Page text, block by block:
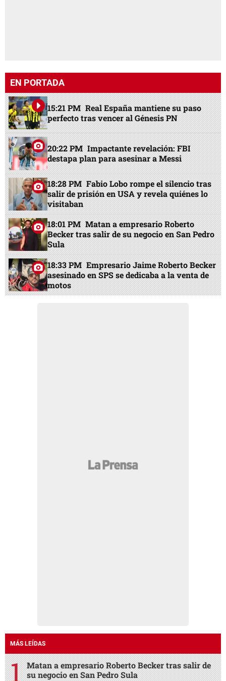
EN PORTADA
15:21 PM Real España mantiene su paso
perfecto tras vencer al Génesis PN
20:22 PM Impactante revelación: FBI
destapa plan para asesinar a Messi
18:28 PM Fabio Lobo rompe el silencio tras
salir de prisión en USA y revela quiénes lo
visitaban
18:01 PM Matan a empresario Roberto
Becker tras salir de su negocio en San Pedro
Sula
18:33 PM Empresario Jaime Roberto Becker
asesinado en SPS se dedicaba a la venta de
motos
MÁS LEÍDAS
Matan a empresario Roberto Becker tras salir de
su negocio en San Pedro Sula